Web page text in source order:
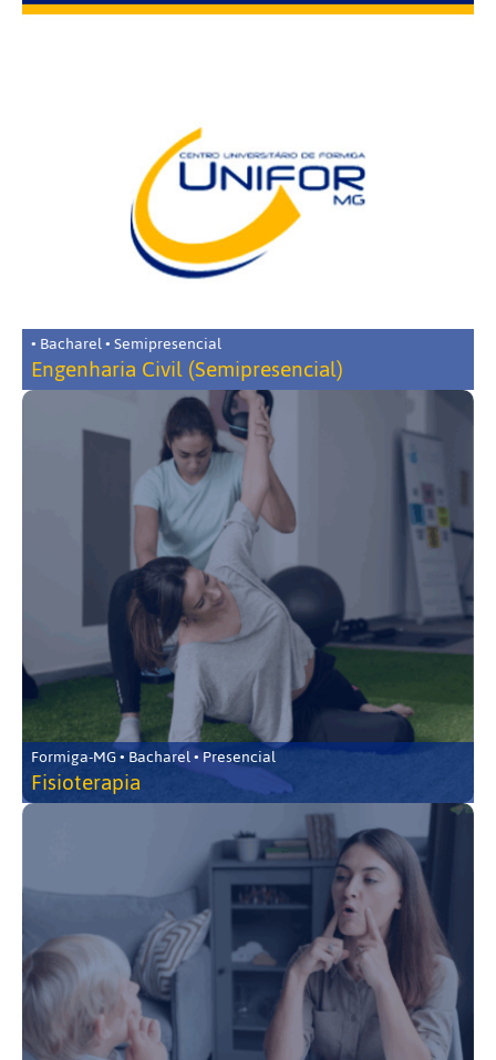
• Bacharel • Semipresencial
Engenharia Civil (Semipresencial)
Formiga-MG • Bacharel • Presencial
Fisioterapia